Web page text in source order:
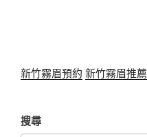
新竹霧眉預約 新竹霧眉推薦
搜尋